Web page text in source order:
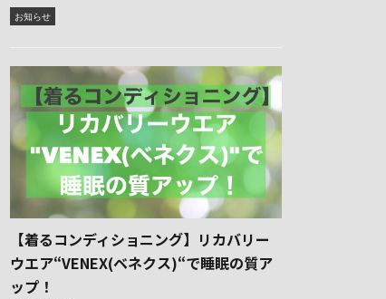
お知らせ
【着るコンディショニング】リカバリー
ウエア“VENEX(ベネクス)“で睡眠の質ア
ップ！